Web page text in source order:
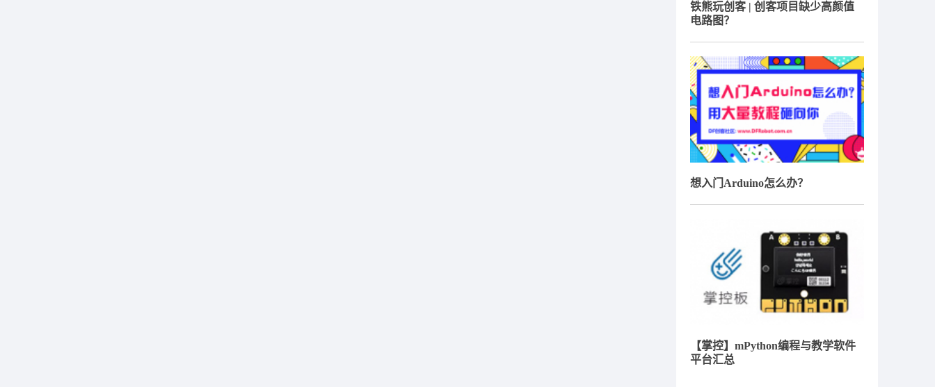
铁熊玩创客 | 创客项目缺少高颜值
电路图？
想入门Arduino怎么办？
【掌控】mPython编程与教学软件
平台汇总